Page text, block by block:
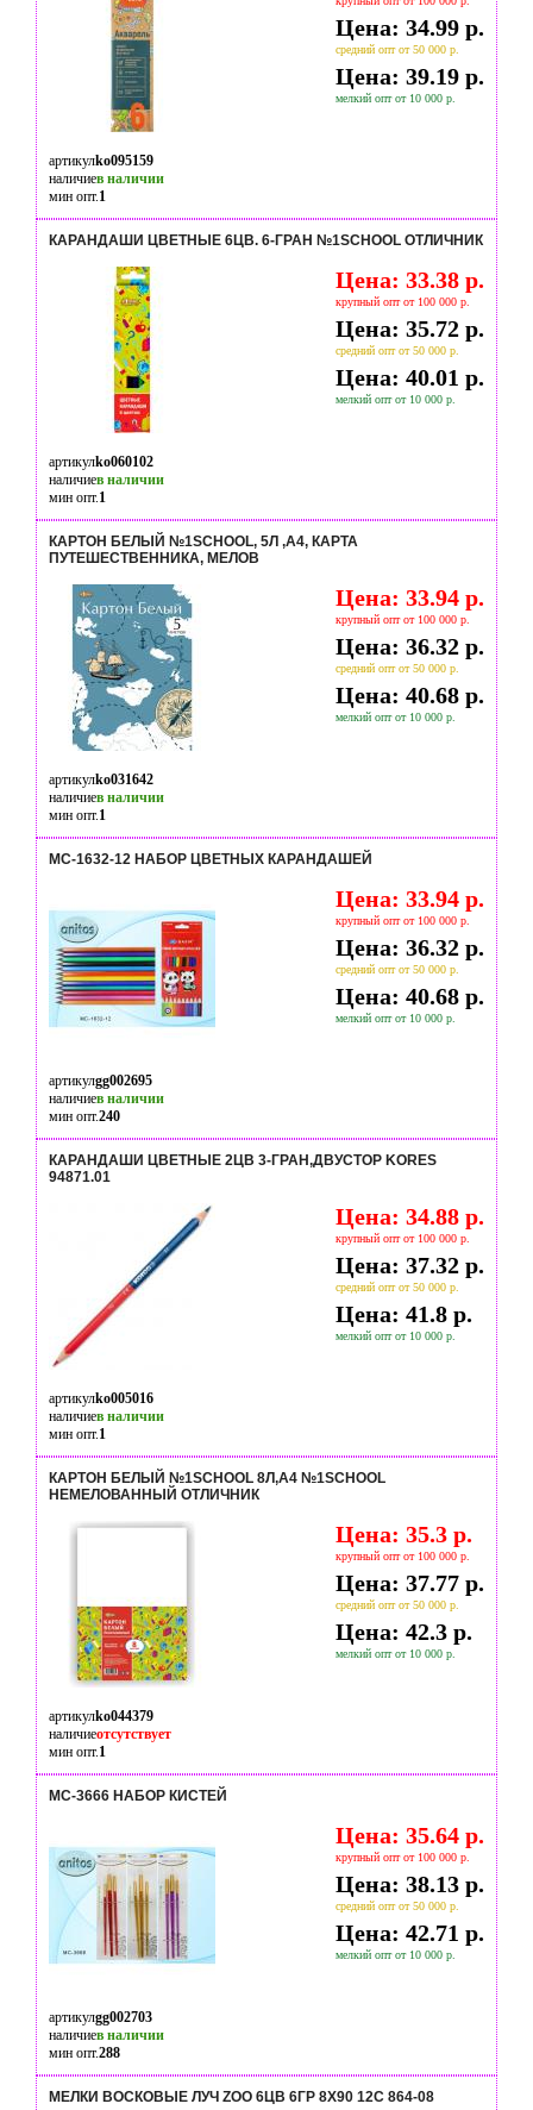
Цена: 34.99 р.
средний опт от 50 000 р.
Цена: 39.19 р.
мелкий опт от 10 000 р.
артикулko095159
наличиев наличии
мин опт.1
КАРАНДАШИ ЦВЕТНЫЕ 6ЦВ. 6-ГРАН №1SCHOOL ОТЛИЧНИК
Цена: 33.38 р.
крупный опт от 100 000 р.
Цена: 35.72 р.
средний опт от 50 000 р.
Цена: 40.01 р.
мелкий опт от 10 000 р.
артикулko060102
наличиев наличии
мин опт.1
КАРТОН БЕЛЫЙ №1SCHOOL, 5Л ,А4, КАРТА
ПУТЕШЕСТВЕННИКА, МЕЛОВ
Цена: 33.94 р.
крупный опт от 100 000 р.
Цена: 36.32 р.
средний опт от 50 000 р.
Цена: 40.68 р.
мелкий опт от 10 000 р.
артикулko031642
наличиев наличии
мин опт.1
MC-1632-12 НАБОР ЦВЕТНЫХ КАРАНДАШЕЙ
Цена: 33.94 р.
крупный опт от 100 000 р.
Цена: 36.32 р.
средний опт от 50 000 р.
Цена: 40.68 р.
мелкий опт от 10 000 р.
артикулgg002695
наличиев наличии
мин опт.240
КАРАНДАШИ ЦВЕТНЫЕ 2ЦВ 3-ГРАН,ДВУСТОР KORES
94871.01
Цена: 34.88 р.
крупный опт от 100 000 р.
Цена: 37.32 р.
средний опт от 50 000 р.
Цена: 41.8 р.
мелкий опт от 10 000 р.
артикулko005016
наличиев наличии
мин опт.1
КАРТОН БЕЛЫЙ №1SCHOOL 8Л,А4 №1SCHOOL
НЕМЕЛОВАННЫЙ ОТЛИЧНИК
Цена: 35.3 р.
крупный опт от 100 000 р.
Цена: 37.77 р.
средний опт от 50 000 р.
Цена: 42.3 р.
мелкий опт от 10 000 р.
артикулko044379
наличиеотсутствует
мин опт.1
МС-3666 НАБОР КИСТЕЙ
Цена: 35.64 р.
крупный опт от 100 000 р.
Цена: 38.13 р.
средний опт от 50 000 р.
Цена: 42.71 р.
мелкий опт от 10 000 р.
артикулgg002703
наличиев наличии
мин опт.288
МЕЛКИ ВОСКОВЫЕ ЛУЧ ZOO 6ЦВ 6ГР 8Х90 12С 864-08